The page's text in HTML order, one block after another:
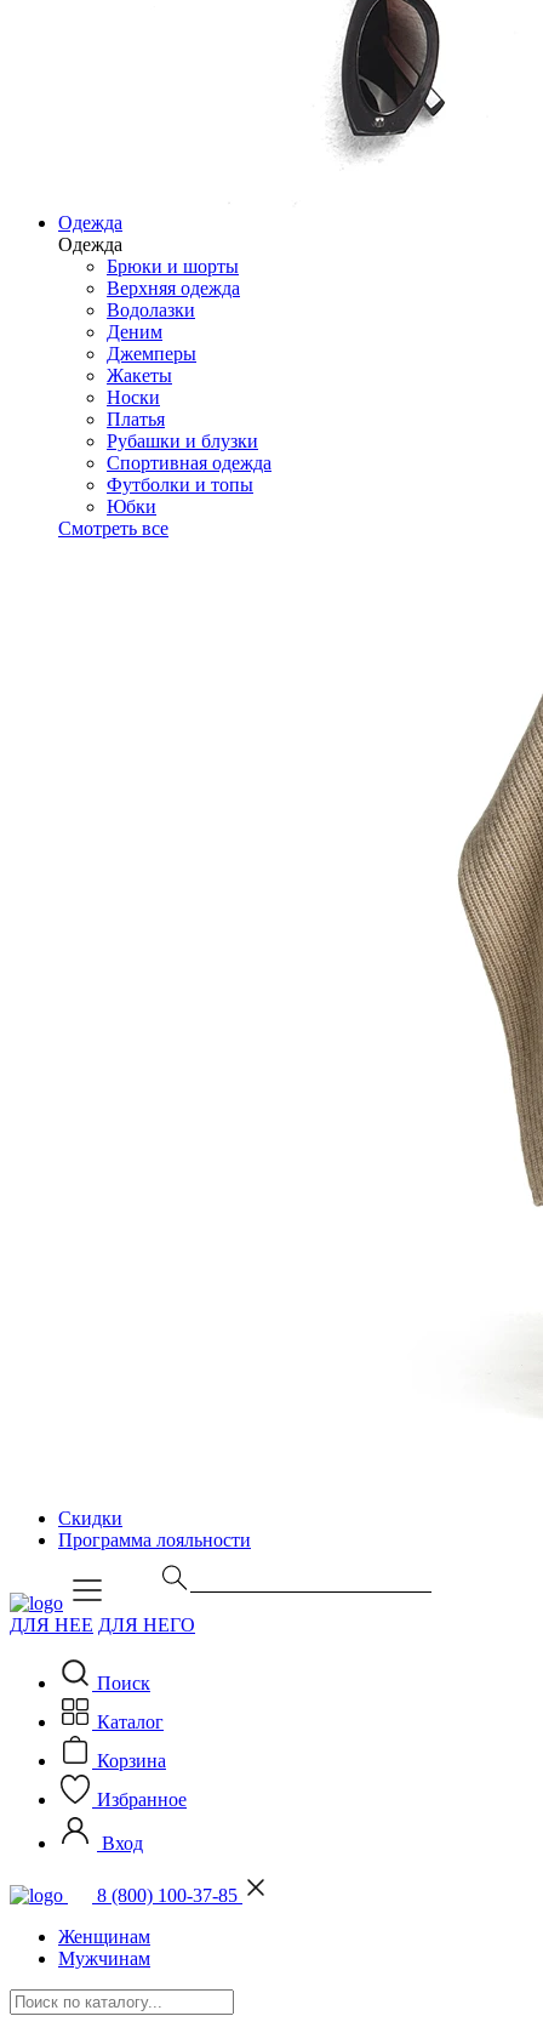
Одежда
Одежда
Брюки и шорты
Верхняя одежда
Водолазки
Деним
Джемперы
Жакеты
Носки
Платья
Рубашки и блузки
Спортивная одежда
Футболки и топы
Юбки
Смотреть все
Скидки
Программа лояльности
ДЛЯ НЕЕ ДЛЯ НЕГО
Поиск
Каталог
Корзина
Избранное
Вход
8 (800) 100-37-85
Женщинам
Мужчинам